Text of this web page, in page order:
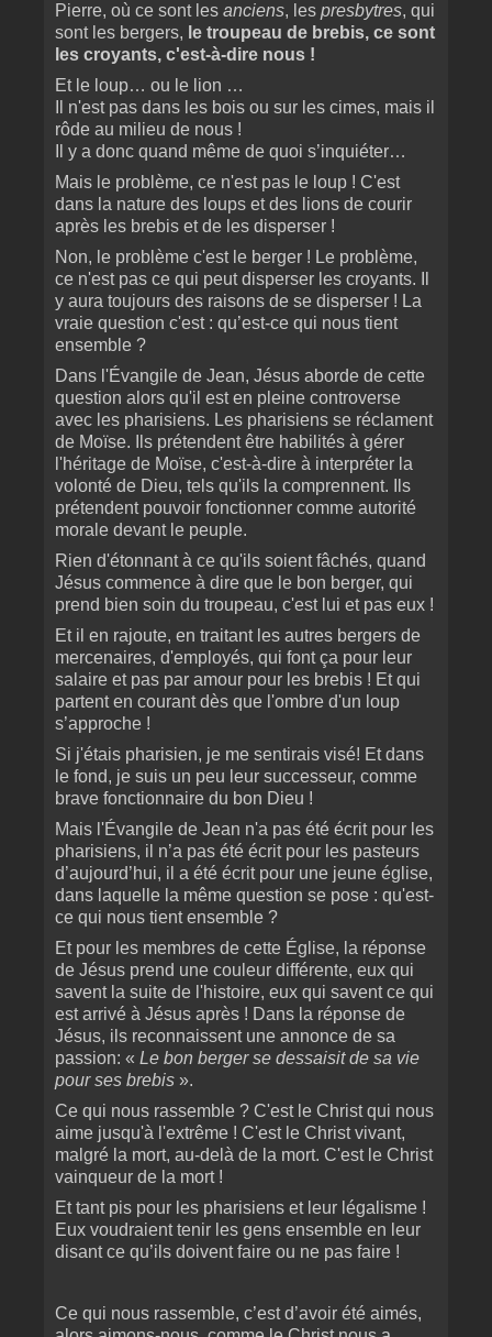
Pierre, où ce sont les anciens, les presbytres, qui
sont les bergers, le troupeau de brebis, ce sont
les croyants, c'est-à-dire nous !
Et le loup… ou le lion …
Il n'est pas dans les bois ou sur les cimes, mais il
rôde au milieu de nous !
Il y a donc quand même de quoi s’inquiéter…
Mais le problème, ce n'est pas le loup ! C'est
dans la nature des loups et des lions de courir
après les brebis et de les disperser !
Non, le problème c'est le berger ! Le problème,
ce n'est pas ce qui peut disperser les croyants. Il
y aura toujours des raisons de se disperser ! La
vraie question c'est : qu’est-ce qui nous tient
ensemble ?
Dans l'Évangile de Jean, Jésus aborde de cette
question alors qu'il est en pleine controverse
avec les pharisiens. Les pharisiens se réclament
de Moïse. Ils prétendent être habilités à gérer
l'héritage de Moïse, c'est-à-dire à interpréter la
volonté de Dieu, tels qu'ils la comprennent. Ils
prétendent pouvoir fonctionner comme autorité
morale devant le peuple.
Rien d'étonnant à ce qu'ils soient fâchés, quand
Jésus commence à dire que le bon berger, qui
prend bien soin du troupeau, c'est lui et pas eux !
Et il en rajoute, en traitant les autres bergers de
mercenaires, d'employés, qui font ça pour leur
salaire et pas par amour pour les brebis ! Et qui
partent en courant dès que l'ombre d'un loup
s’approche !
Si j'étais pharisien, je me sentirais visé! Et dans
le fond, je suis un peu leur successeur, comme
brave fonctionnaire du bon Dieu !
Mais l'Évangile de Jean n'a pas été écrit pour les
pharisiens, il n’a pas été écrit pour les pasteurs
d’aujourd’hui, il a été écrit pour une jeune église,
dans laquelle la même question se pose : qu'est-
ce qui nous tient ensemble ?
Et pour les membres de cette Église, la réponse
de Jésus prend une couleur différente, eux qui
savent la suite de l'histoire, eux qui savent ce qui
est arrivé à Jésus après ! Dans la réponse de
Jésus, ils reconnaissent une annonce de sa
passion: « Le bon berger se dessaisit de sa vie
pour ses brebis ».
Ce qui nous rassemble ? C'est le Christ qui nous
aime jusqu'à l'extrême ! C'est le Christ vivant,
malgré la mort, au-delà de la mort. C'est le Christ
vainqueur de la mort !
Et tant pis pour les pharisiens et leur légalisme !
Eux voudraient tenir les gens ensemble en leur
disant ce qu’ils doivent faire ou ne pas faire !
Ce qui nous rassemble, c’est d’avoir été aimés,